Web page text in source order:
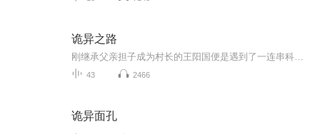
诡异之路
43 2466
诡异面孔